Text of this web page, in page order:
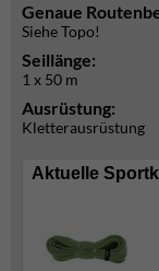
Genaue
Siehe Topo!
Seillänge:
1 x 50 m
Ausrüstung:
Kletterausrüstung
Aktuelle